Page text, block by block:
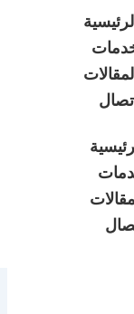
الرئيسية
المقالات
اتصال